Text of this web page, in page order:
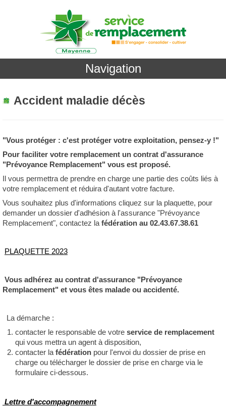
Navigation
Accident maladie décès
"Vous protéger : c'est protéger votre exploitation, pensez-y !"
Pour faciliter votre remplacement un contrat d'assurance
"Prévoyance Remplacement" vous est proposé.
Il vous permettra de prendre en charge une partie des coûts liés à
votre remplacement et réduira d'autant votre facture.
Vous souhaitez plus d'informations cliquez sur la plaquette, pour
demander un dossier d'adhésion à l'assurance "Prévoyance
Remplacement", contactez la fédération au 02.43.67.38.61
PLAQUETTE 2023
Vous adhérez au contrat d'assurance "Prévoyance
Remplacement" et vous êtes malade ou accidenté.
La démarche :
contacter le responsable de votre service de remplacement
qui vous mettra un agent à disposition,
contacter la fédération pour l'envoi du dossier de prise en
charge ou télécharger le dossier de prise en charge via le
formulaire ci-dessous.
Lettre d'accompagnement